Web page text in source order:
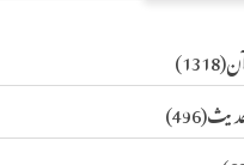
(1318)
(496)